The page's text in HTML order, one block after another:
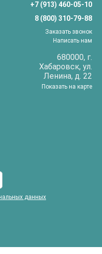
+7 (913) 460-05-10
8 (800) 310-79-88
Заказать звонок
Написать нам
680000, г.
Хабаровск, ул.
Ленина, д. 22
Показать на карте
данных